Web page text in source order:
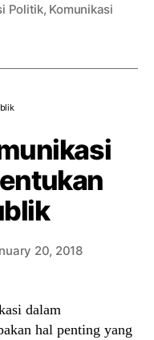
Politik, Komunikasi
20, 2018
dalam
hal penting yang